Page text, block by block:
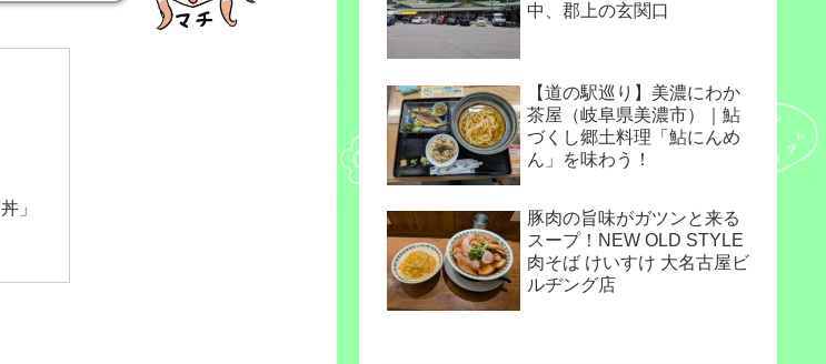
」
中、郡上の玄関口
【道の駅巡り】美濃にわか
茶屋（岐阜県美濃市）｜鮎
づくし郷土料理「鮎にんめ
ん」を味わう！
豚肉の旨味がガツンと来る
スープ！NEW OLD STYLE
肉そば けいすけ 大名古屋ビ
ルヂング店